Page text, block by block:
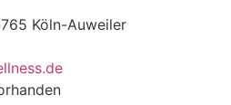
Köln-Auweiler